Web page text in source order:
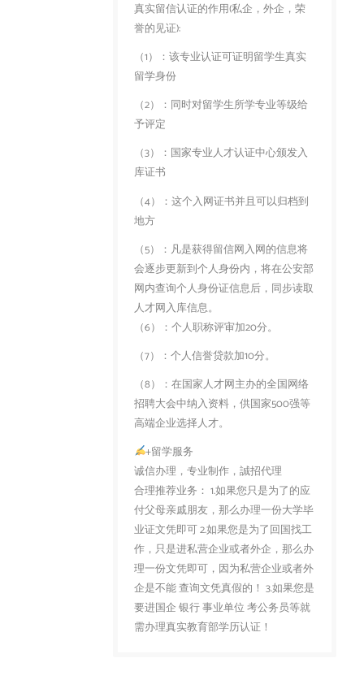
真实留信认证的作用(私企，外企，荣
誉的见证):
（1）：该专业认证可证明留学生真实
留学身份
（2）：同时对留学生所学专业等级给
予评定
（3）：国家专业人才认证中心颁发入
库证书
（4）：这个入网证书并且可以归档到
地方
（5）：凡是获得留信网入网的信息将
会逐步更新到个人身份内，将在公安部
网内查询个人身份证信息后，同步读取
人才网入库信息。
（6）：个人职称评审加20分。
（7）：个人信誉贷款加10分。
（8）：在国家人才网主办的全国网络
招聘大会中纳入资料，供国家500强等
高端企业选择人才。
+留学服务
诚信办理，专业制作，誠招代理
合理推荐业务： 1.如果您只是为了的应
付父母亲戚朋友，那么办理一份大学毕
业证文凭即可 2.如果您是为了回国找工
作，只是进私营企业或者外企，那么办
理一份文凭即可，因为私营企业或者外
企是不能 查询文凭真假的！ 3.如果您是
要进国企 银行 事业单位 考公务员等就
需办理真实教育部学历认证！